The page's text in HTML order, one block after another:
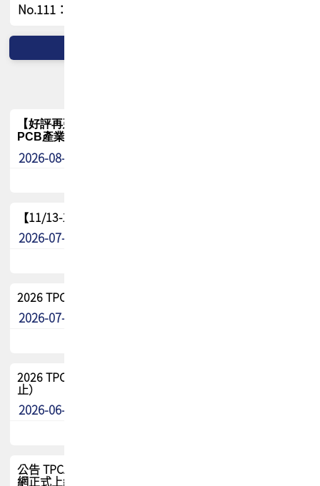
No.111：PCB全球風險布局與韌性
【好評再延長】PCB GPT 全面開放體驗延長到8月!!
PCB產業專屬 AI 知識平台
2026-08-04
【11/13-15】2026 TPCA 百岳登頂_南橫三星
2026-07-22
2026 TPCA中南區會員問卷暨7/31交流餐敘報名
2026-07-08
2026 TPCA健康盃保齡球聯誼賽 熱烈報名中（8/3報名截
止）
2026-06-29
公告 TPCA 台灣電路板協會官網將迎來新面貌，7/1 新官
網正式上線！